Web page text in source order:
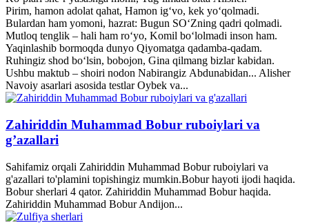
Pirim, hamon adolat qahat, Hamon ig‘vo, kek yo‘qolmadi.
Bulardan ham yomoni, hazrat: Bugun SO‘Zning qadri qolmadi.
Mutloq tenglik – hali ham ro‘yo, Komil bo‘lolmadi inson ham.
Yaqinlashib bormoqda dunyo Qiyomatga qadamba-qadam.
Ruhingiz shod bo‘lsin, bobojon, Gina qilmang bizlar kabidan.
Ushbu maktub – shoiri nodon Nabirangiz Abdunabidan... Alisher
Navoiy asarlari asosida testlar Oybek va...
Zahiriddin Muhammad Bobur ruboiylari va
g’azallari
Sahifamiz orqali Zahiriddin Muhammad Bobur ruboiylari va
g'azallari to'plamini topishingiz mumkin.Bobur hayoti ijodi haqida.
Bobur sherlari 4 qator. Zahiriddin Muhammad Bobur haqida.
Zahiriddin Muhammad Bobur Andijon...